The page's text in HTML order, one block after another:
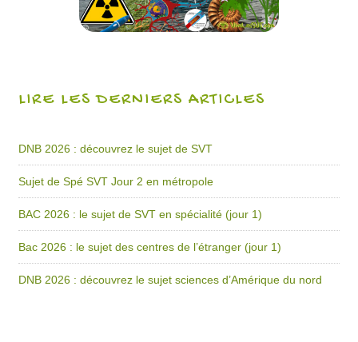
LIRE LES DERNIERS ARTICLES
DNB 2026 : découvrez le sujet de SVT
Sujet de Spé SVT Jour 2 en métropole
BAC 2026 : le sujet de SVT en spécialité (jour 1)
Bac 2026 : le sujet des centres de l’étranger (jour 1)
DNB 2026 : découvrez le sujet sciences d’Amérique du nord